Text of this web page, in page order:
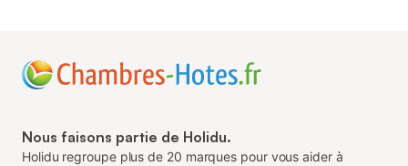
Nous faisons partie de Holidu.
Holidu regroupe plus de 20 marques pour vous aider à